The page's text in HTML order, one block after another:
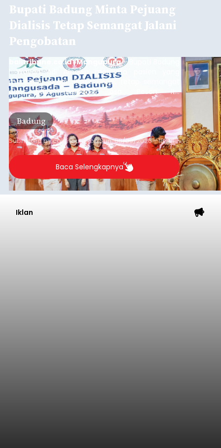
Bupati Badung Minta Pejuang
Dialisis Tetap Semangat Jalani
Pengobatan
balitribune.co.id | Mangupura- Bupati Badung
I Wayan Adi Arnawa meminta pasien yang
menjalani terapi dialisis untuk tetap semangat
dan tidak berputus asa. Pesan itu
disampaikannya saat menghadiri Sarasehan
Pejuang Dialisis yang digelar RSD Mangusada di
Ruang Kertha Gosana, Puspem Badung, Minggu
(9/8/2026).
Badung
Submitted bycontributoronSun, 08/09/2026 - 18:44
Baca Selengkapnya
Iklan